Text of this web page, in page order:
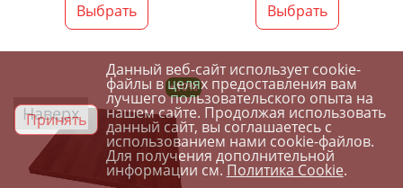
Выбрать Выбрать
+10%
Наверх
Принять
Данный веб-сайт использует cookie-
файлы в целях предоставления вам
лучшего пользовательского опыта на
нашем сайте. Продолжая использовать
данный сайт, вы соглашаетесь с
использованием нами cookie-файлов.
Для получения дополнительной
информации см.Политика Cookie.